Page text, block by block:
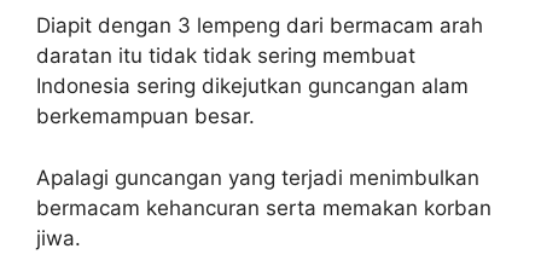
Diapit dengan 3 lempeng dari bermacam arah
daratan itu tidak tidak sering membuat
Indonesia sering dikejutkan guncangan alam
berkemampuan besar.
Apalagi guncangan yang terjadi menimbulkan
bermacam kehancuran serta memakan korban
jiwa.